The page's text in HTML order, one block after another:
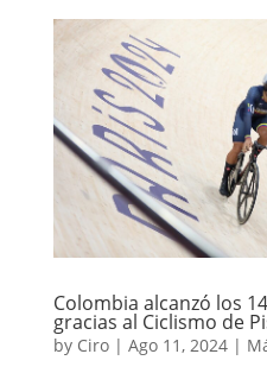
Colombia alcanzó los
gracias al Ciclismo de
by Ciro| Ago 11, 2024|